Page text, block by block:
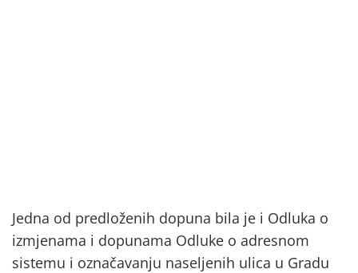
Jedna od predloženih dopuna bila je i Odluka o
izmjenama i dopunama Odluke o adresnom
sistemu i označavanju naseljenih ulica u Gradu